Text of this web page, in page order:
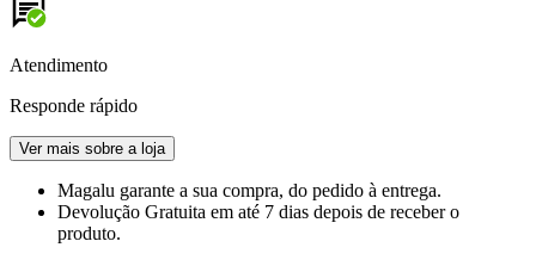
Atendimento
Responde rápido
Ver mais sobre a loja
Magalu garante a sua compra, do pedido à entrega.
Devolução Gratuita em até 7 dias depois de receber o
produto.